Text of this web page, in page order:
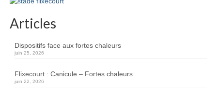
Sports Loisirs et Culture
Articles
Dispositifs face aux fortes chaleurs
juin 25, 2026
Flixecourt : Canicule – Fortes chaleurs
juin 22, 2026